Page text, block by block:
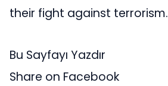
their fight against terrorism.
Bu Sayfayı Yazdır
Share on Facebook